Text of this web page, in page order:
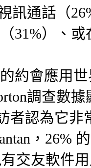
訊通話（
31%）、
約會應用
調查數
者認為它
，26%
交友軟件